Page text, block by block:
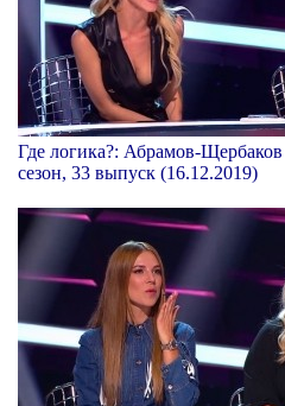
Где логика?: Абрамов-
сезон, 33 выпуск (16.12.2019)